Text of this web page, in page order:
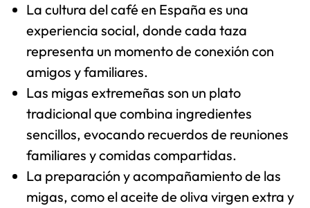
La cultura del café en España es una
experiencia social, donde cada taza
representa un momento de conexión con
amigos y familiares.
Las migas extremeñas son un plato
tradicional que combina ingredientes
sencillos, evocando recuerdos de reuniones
familiares y comidas compartidas.
La preparación y acompañamiento de las
migas, como el aceite de oliva virgen extra y